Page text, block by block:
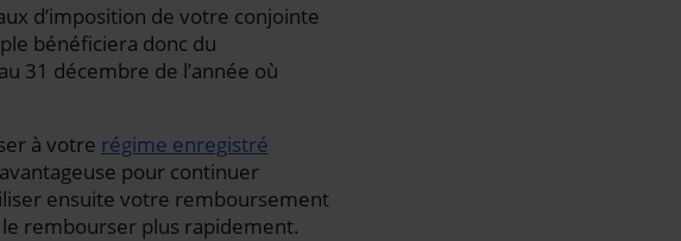
d’imposition de votre conjointe
bénéficiera donc du
31 décembre de l’année où
à votre régime enregistré
pour continuer
ensuite votre remboursement
rembourser plus rapidement.